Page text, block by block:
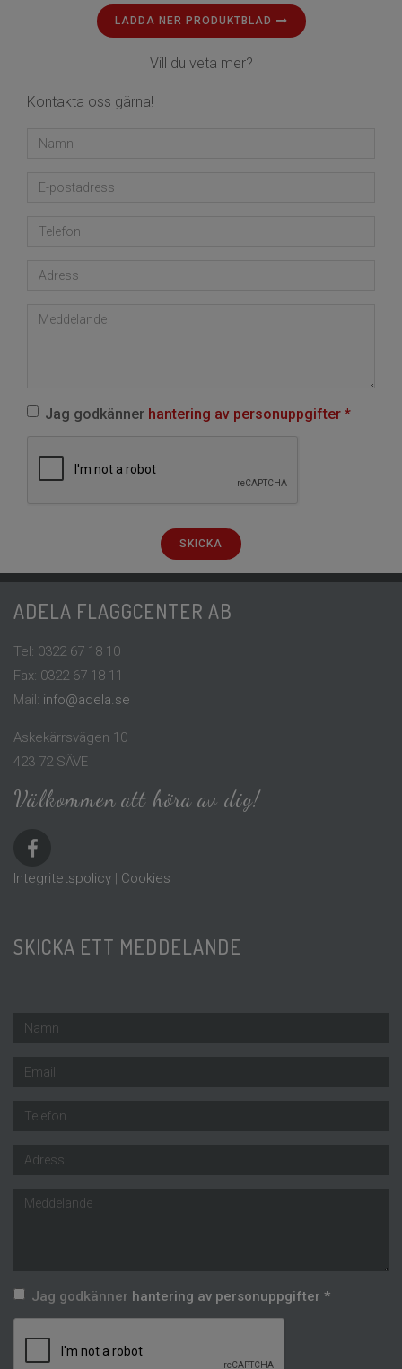
LADDA NER PRODUKTBLAD
Vill du veta mer?
Kontakta oss gärna!
Jag godkänner hantering av personuppgifter *
SKICKA
ADELA FLAGGCENTER AB
Tel: 0322 67 18 10
Fax: 0322 67 18 11
Mail: info@adela.se
Askekärrsvägen 10
423 72 SÄVE
Välkommen att höra av dig!
Integritetspolicy | Cookies
SKICKA ETT MEDDELANDE
Jag godkänner hantering av personuppgifter *